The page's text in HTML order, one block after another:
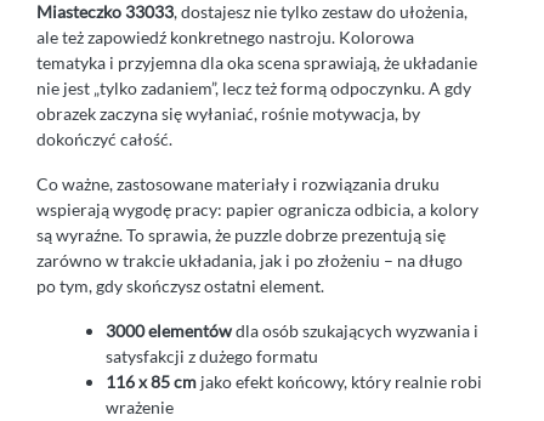
Miasteczko 33033, dostajesz nie tylko zestaw do ułożenia,
ale też zapowiedź konkretnego nastroju. Kolorowa
tematyka i przyjemna dla oka scena sprawiają, że układanie
nie jest „tylko zadaniem”, lecz też formą odpoczynku. A gdy
obrazek zaczyna się wyłaniać, rośnie motywacja, by
dokończyć całość.
Co ważne, zastosowane materiały i rozwiązania druku
wspierają wygodę pracy: papier ogranicza odbicia, a kolory
są wyraźne. To sprawia, że puzzle dobrze prezentują się
zarówno w trakcie układania, jak i po złożeniu – na długo
po tym, gdy skończysz ostatni element.
3000 elementówdla osób szukających wyzwania i
satysfakcji z dużego formatu
116 x 85 cm jako efekt końcowy, który realnie robi
wrażenie